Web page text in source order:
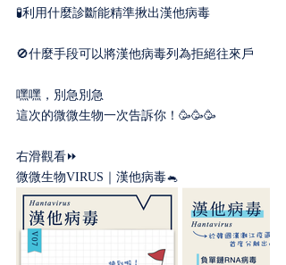
🧪利用什麼診斷能精準揪出漢他病毒
🚫什麼手段可以將漢他病毒列為拒絕往來戶
嘿嘿，別急別急
這次的微微生物一次告訴你！🥳🥳🥳
右滑觀看⏩
微微生物VIRUS｜漢他病毒🐁